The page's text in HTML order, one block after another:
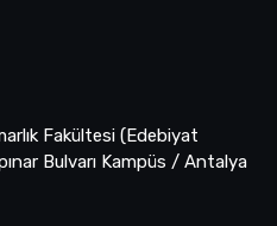
Fakültesi (Edebiyat
Bulvarı Kampüs / Antalya